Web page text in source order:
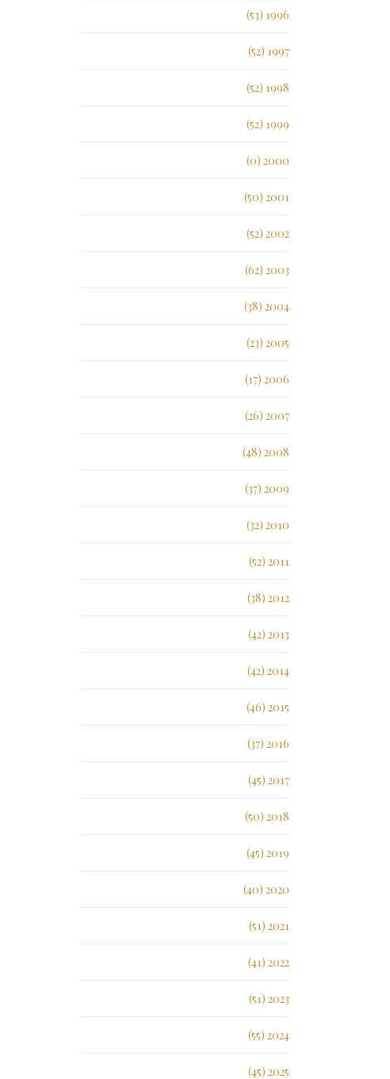
1996 (53)
1997 (52)
1998 (52)
1999 (52)
2000 (0)
2001 (50)
2002 (52)
2003 (62)
2004 (38)
2005 (23)
2006 (17)
2007 (26)
2008 (48)
2009 (37)
2010 (32)
2011 (52)
2012 (38)
2013 (42)
2014 (42)
2015 (46)
2016 (37)
2017 (45)
2018 (50)
2019 (45)
2020 (40)
2021 (51)
2022 (41)
2023 (51)
2024 (55)
2025 (45)